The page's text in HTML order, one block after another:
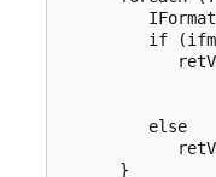
if
         else
      }